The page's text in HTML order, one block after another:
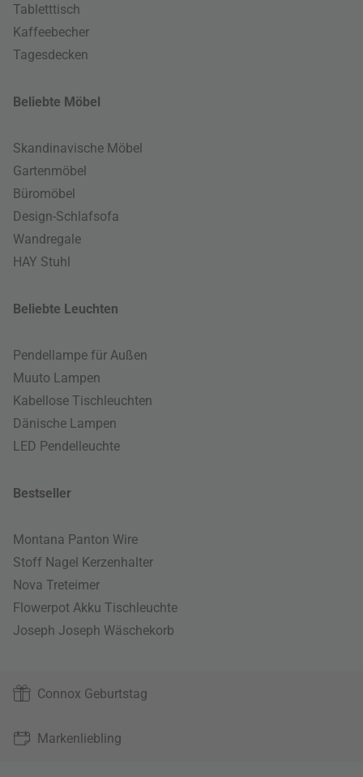
Tabletttisch
Kaffeebecher
Tagesdecken
Beliebte Möbel
Skandinavische Möbel
Gartenmöbel
Büromöbel
Design-Schlafsofa
Wandregale
HAY Stuhl
Beliebte Leuchten
Pendellampe für Außen
Muuto Lampen
Kabellose Tischleuchten
Dänische Lampen
LED Pendelleuchte
Bestseller
Montana Panton Wire
Stoff Nagel Kerzenhalter
Nova Treteimer
Flowerpot Akku Tischleuchte
Joseph Joseph Wäschekorb
Connox Geburtstag
Markenliebling